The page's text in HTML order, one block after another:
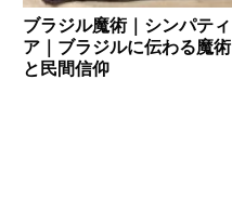
ブラジル魔術｜シンパティ
ア｜ブラジルに伝わる魔術
と民間信仰